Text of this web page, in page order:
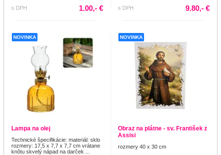
s DPH
1.00,- € s DPH 9.80,- €
NOVINKA
Lampa na olej
Technické špecifikácie: materiál: sklo
rozmery: 17,5 x 7,7 x 7,7 cm vrátane
knôtu skvelý nápad na darček ...
NOVINKA
Obraz na plátne - sv. František z
Assisi
rozmery 40 x 30 cm